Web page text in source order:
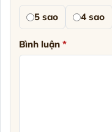
5 sao
4 sao
Bình luận *